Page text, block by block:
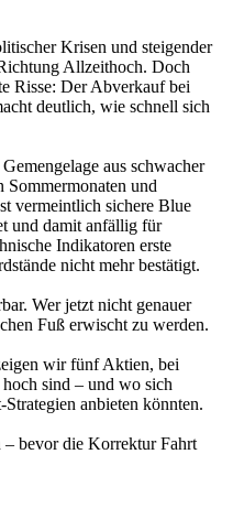
Krisen und steigender
Allzeithoch. Doch
Risse: Der Abverkauf bei
deutlich, wie schnell sich
aus schwacher
und
vermeintlich sichere Blue
und damit anfällig für
Indikatoren erste
nicht mehr bestätigt.
Wer jetzt nicht genauer
Fuß erwischt zu werden.
wir fünf Aktien, bei
sind – und wo sich
anbieten könnten.
– bevor die Korrektur Fahrt